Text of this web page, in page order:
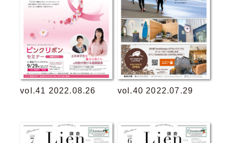
vol.41 2022.08.26 vol.40 2022.07.29